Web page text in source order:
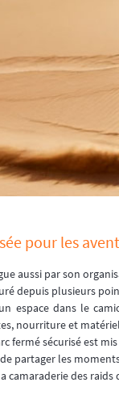
pour les
aussi par son
depuis plusieurs
espace dans le
nourriture et
fermé sécurisé est
partager les
camaraderie des raids